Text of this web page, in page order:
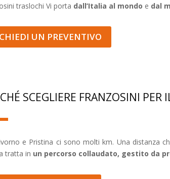
traslochi Vi porta dall’Italia al mondo e dal
UN PREVENTIVO
SCEGLIERE FRANZOSINI
e Pristina ci sono molti km. Una distanza
tratta in un percorso collaudato, gestito da